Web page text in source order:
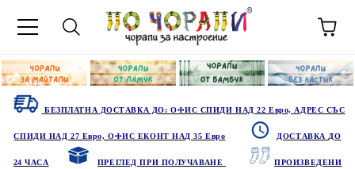
БЕЗПЛАТНА ДОСТАВКА ДО: ОФИС СПИДИ НАД 22 Евро, АДРЕС СЪС
СПИДИ НАД 27 Евро, ОФИС ЕКОНТ НАД 35 Евро ДОСТАВКА ДО
24 ЧАСА ПРЕГЛЕД ПРИ ПОЛУЧАВАНЕ ПРОИЗВЕДЕНИ